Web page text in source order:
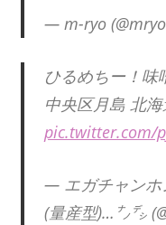
— m-ryo
ひるめちー！味
中央区月島 北海
pic.twitter.com/
— エガチャン
(量産型)…㌨㌥